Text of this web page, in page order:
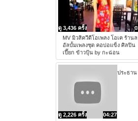
ดู 3,436 ครั้ง
MV มิวสิควีดีโอเพลง โอเค ร้าน
อัลบั้มเพลงชุด คอบ่อแข็ง ศิลปิน
เปี๊ยก ข้าวปุ้น by กะฉ่อน
04:27
ดู 2,226 ครั้ง
ประธาน